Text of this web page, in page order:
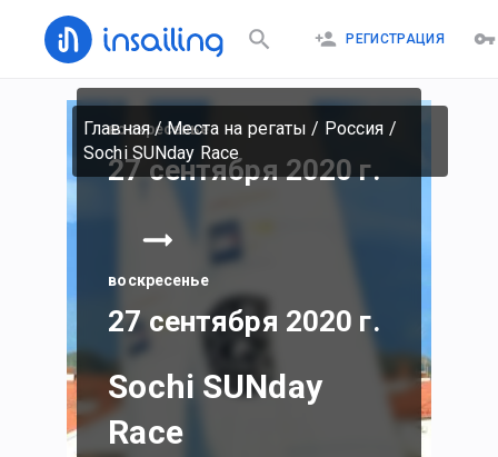
РЕГИСТРАЦИЯ
Главная/Места на регаты / Россия /
Sochi SUNday Race
воскресенье
27 сентября 2020 г.
воскресенье
27 сентября 2020 г.
Sochi SUNday
Race